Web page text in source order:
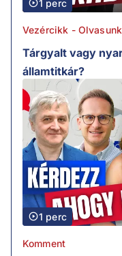
1 perc
Vezércikk -
Tárgyalt vagy
államtitkár?
1 perc
Komment